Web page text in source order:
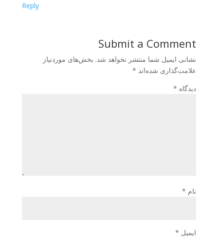
Reply
Submit a Comment
نشانی ایمیل شما منتشر نخواهد شد. بخش‌های موردنیاز
علامت‌گذاری شده‌اند *
دیدگاه *
نام *
ایمیل *